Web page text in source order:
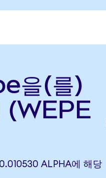
을(를)
(WEPE
0.010530 ALPHA에 해당